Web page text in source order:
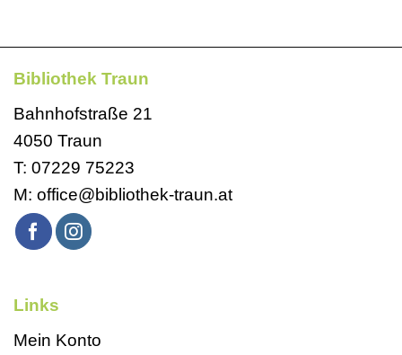
Bibliothek Traun
Bahnhofstraße 21
4050 Traun
T: 07229 75223
M: office@bibliothek-traun.at
Links
Mein Konto